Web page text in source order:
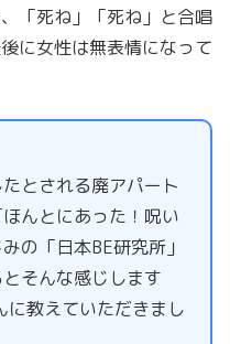
「死ね」「死ね」と合唱
に女性は無表情になって
とされる廃アパート
んとにあった！呪い
の「日本BE研究所」
そんな感じします
に教えていただきまし